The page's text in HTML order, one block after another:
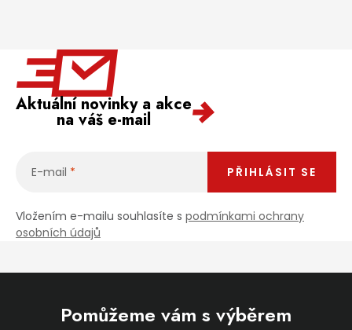
Aktuální novinky a akce
na váš e-mail
E-mail
Vložením e-mailu souhlasíte s podmínkami ochrany
osobních údajů
PŘIHLÁSIT SE
Pomůžeme vám s výběrem